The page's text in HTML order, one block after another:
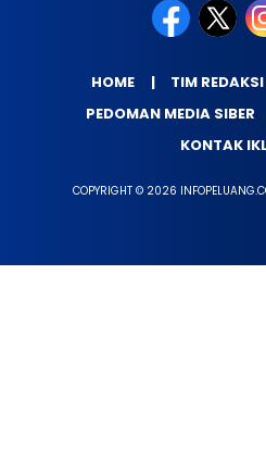
HOME TIM REDAKSI
PEDOMAN MEDIA SIBER
KONTAK
COPYRIGHT © 2026